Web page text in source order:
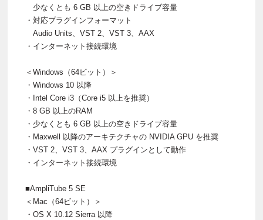
少なくとも 6 GB 以上の空きドライブ容量
・対応プラグインフォーマット
Audio Units、VST 2、VST 3、AAX
・インターネット接続環境
＜Windows（64ビット）＞
・Windows 10 以降
・Intel Core i3（Core i5 以上を推奨）
・8 GB 以上のRAM
・少なくとも 6 GB 以上の空きドライブ容量
・Maxwell 以降のアーキテクチャの NVIDIA GPU を推奨
・VST 2、VST 3、AAX プラグインとして動作
・インターネット接続環境
■AmpliTube 5 SE
＜Mac（64ビット）＞
・OS X 10.12 Sierra 以降